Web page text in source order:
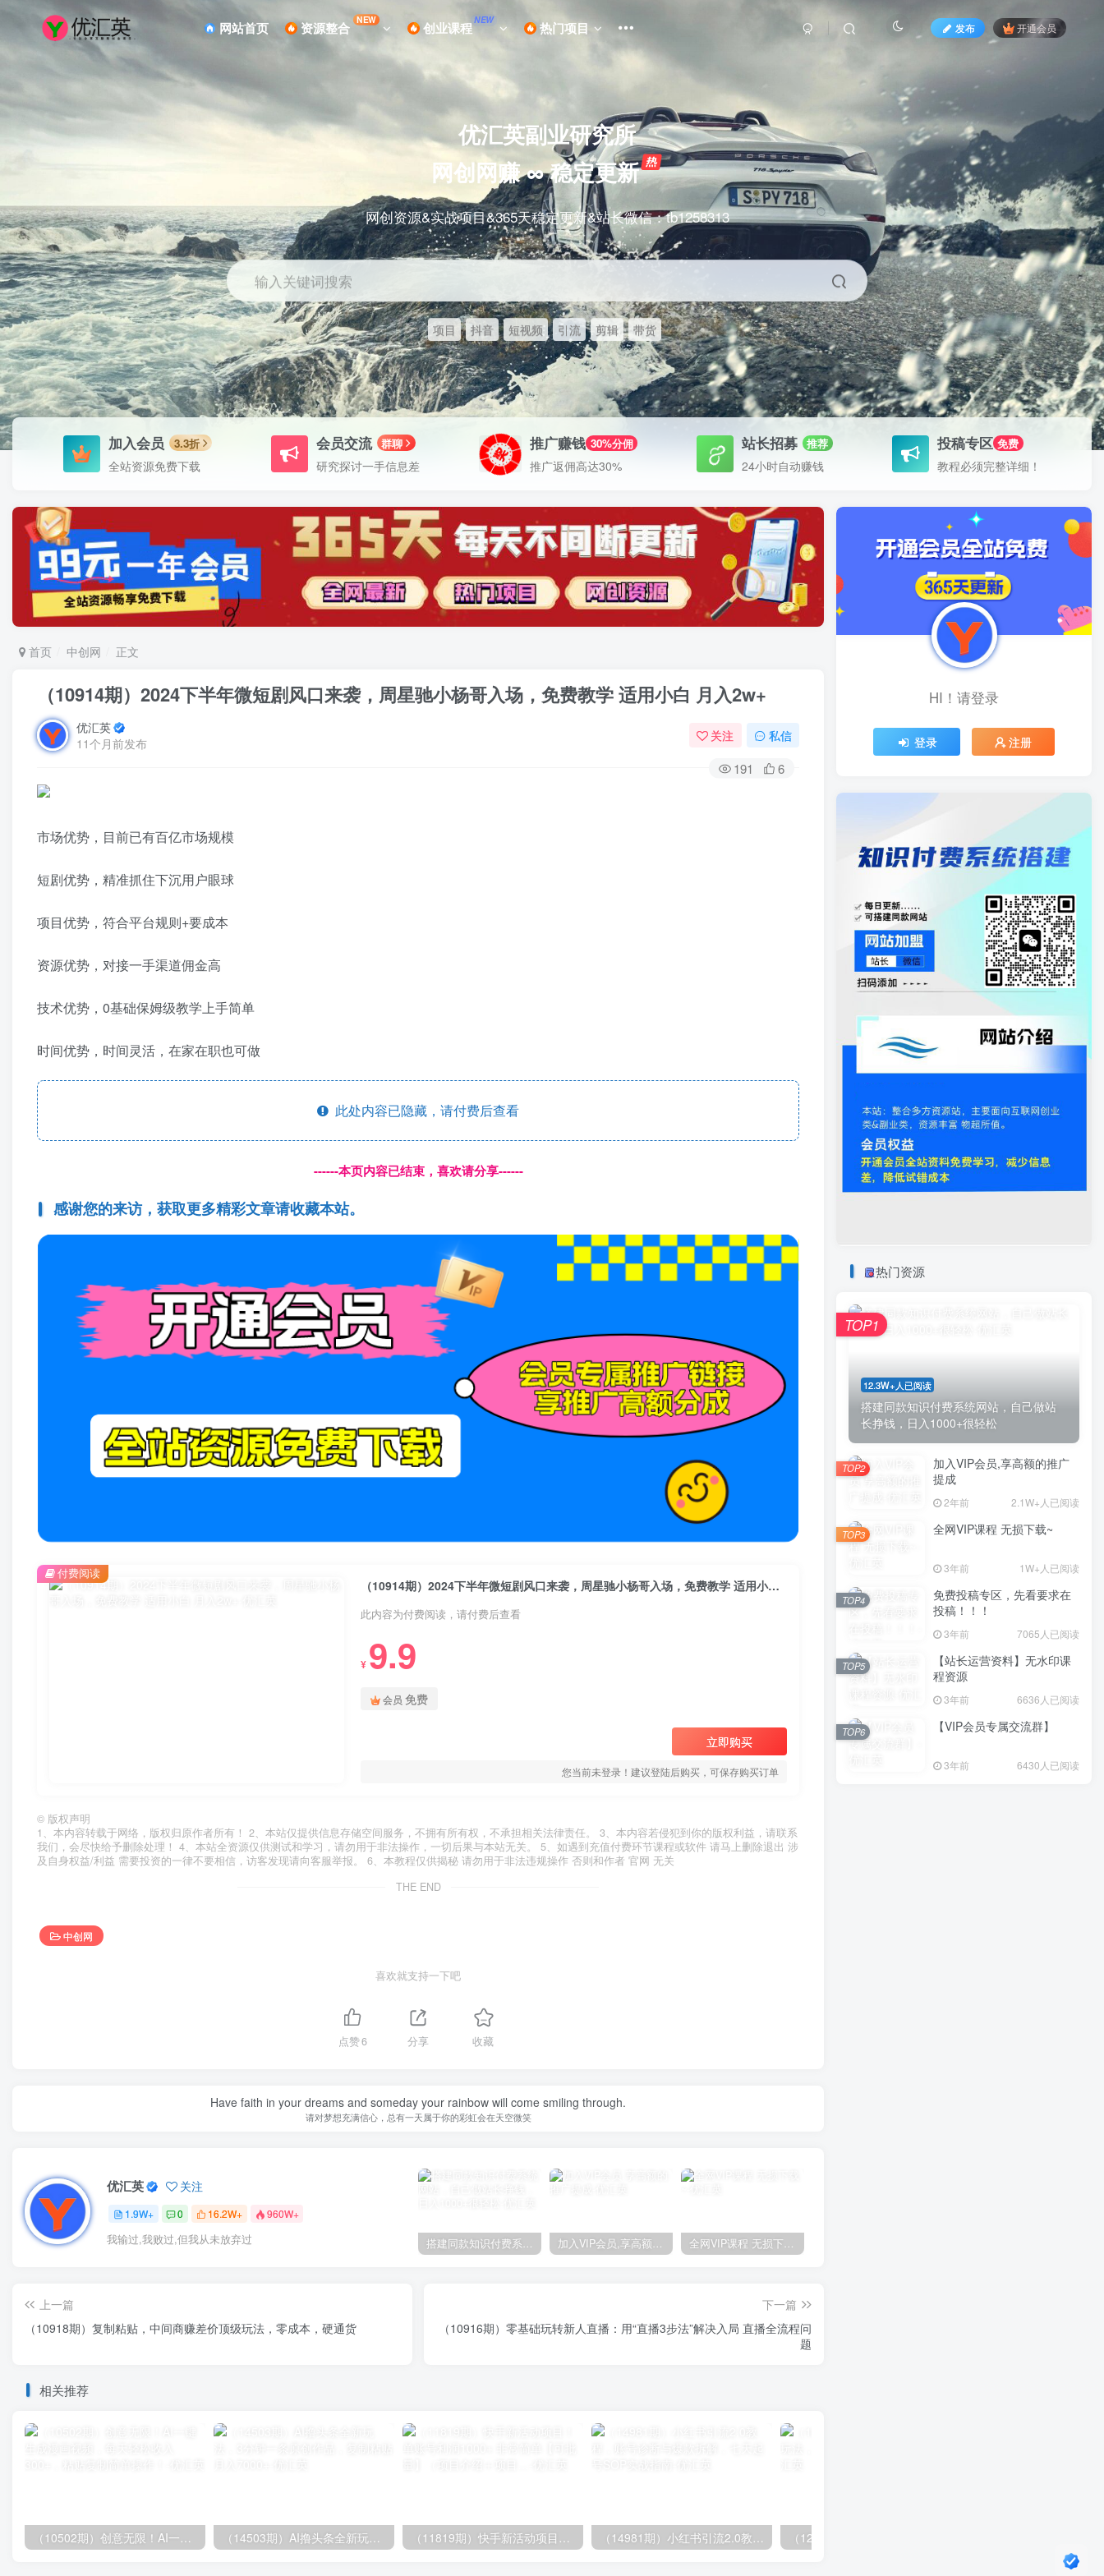
网站首页 资源整合 NEW 创业课程NEW 热门项目 发布 开通会员
优汇英副业研究所
网创网赚 ∞ 稳定更新
网创资源&实战项目&365天稳定更新&站长微信：tb1258313
输入关键词搜索
项目 抖音 短视频 引流 剪辑 带货
加入会员 3.3折
全站资源免费下载
会员交流 群聊
研究探讨一手信息差
推广赚钱 30%分佣
推广返佣高达30%
站长招募 推荐
24小时自动赚钱
投稿专区 免费
教程必须完整详细！
首页 中创网 正文
（10914期）2024下半年微短剧风口来袭，周星驰小杨哥入场，免费教学 适用小白 月入2w+
优汇英
11个月前发布
关注 私信
191 6
市场优势，目前已有百亿市场规模
短剧优势，精准抓住下沉用户眼球
项目优势，符合平台规则+要成本
资源优势，对接一手渠道佣金高
技术优势，0基础保姆级教学上手简单
时间优势，时间灵活，在家在职也可做
此处内容已隐藏，请付费后查看
------本页内容已结束，喜欢请分享------
感谢您的来访，获取更多精彩文章请收藏本站。
（10914期）2024下半年微短剧风口来袭，周星驰小杨哥入场，免费教学 适用小白 月入2w+
此内容为付费阅读，请付费后查看
¥ 9.9
会员 免费
立即购买
您当前未登录！建议登陆后购买，可保存购买订单
付费阅读
© 版权声明
1、本内容转载于网络，版权归原作者所有！ 2、本站仅提供信息存储空间服务，不拥有所有权，不承担相关法律责任。 3、本内容若侵犯到你的版权利益，请联系
我们，会尽快给予删除处理！ 4、本站全资源仅供测试和学习，请勿用于非法操作，一切后果与本站无关。 5、如遇到充值付费环节课程或软件 请马上删除退出 涉
及自身权益/利益 需要投资的一律不要相信，访客发现请向客服举报。 6、本教程仅供揭秘 请勿用于非法违规操作 否则和作者 官网 无关
THE END
中创网
喜欢就支持一下吧
点赞6 分享 收藏
Have faith in your dreams and someday your rainbow will come smiling through.
请对梦想充满信心，总有一天属于你的彩虹会在天空微笑
优汇英 关注
1.9W+ 0 16.2W+ 960W+
我输过,我败过,但我从未放弃过 搭建同款知识付费系统网站，自己做站长挣钱，日入1000+很轻松 加入VIP会员,享高额的推广提成 全网VIP课程 无损下载~
上一篇
（10918期）复制粘贴，中间商赚差价顶级玩法，零成本，硬通货
下一篇
（10916期）零基础玩转新人直播：用“直播3步法”解决入局 直播全流程问
题
相关推荐
HI！请登录
登录 注册
热门资源
12.3W+人已阅读
搭建同款知识付费系统网站，自己做站
长挣钱，日入1000+很轻松
TOP1
加入VIP会员,享高额的推广
提成
2年前 2.1W+人已阅读
TOP2
全网VIP课程 无损下载~
3年前 1W+人已阅读
TOP3
免费投稿专区，先看要求在
投稿！！！
3年前 7065人已阅读
TOP4
【站长运营资料】无水印课
程资源
3年前 6636人已阅读
TOP5
【VIP会员专属交流群】
3年前 6430人已阅读
TOP6